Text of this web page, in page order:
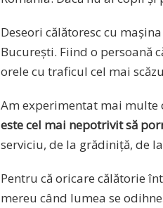
Deseori călătoresc cu
București. Fiind o persoană
orele cu traficul cel mai
Am experimentat mai multe
este cel mai nepotrivit să
serviciu, de la grădiniță, de
Pentru că oricare călătorie
mereu când lumea se